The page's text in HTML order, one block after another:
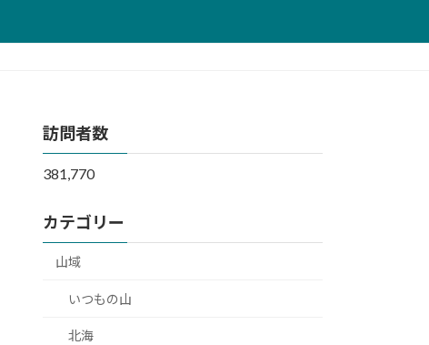
訪問者数
381,770
カテゴリー
山域
いつもの山
北海